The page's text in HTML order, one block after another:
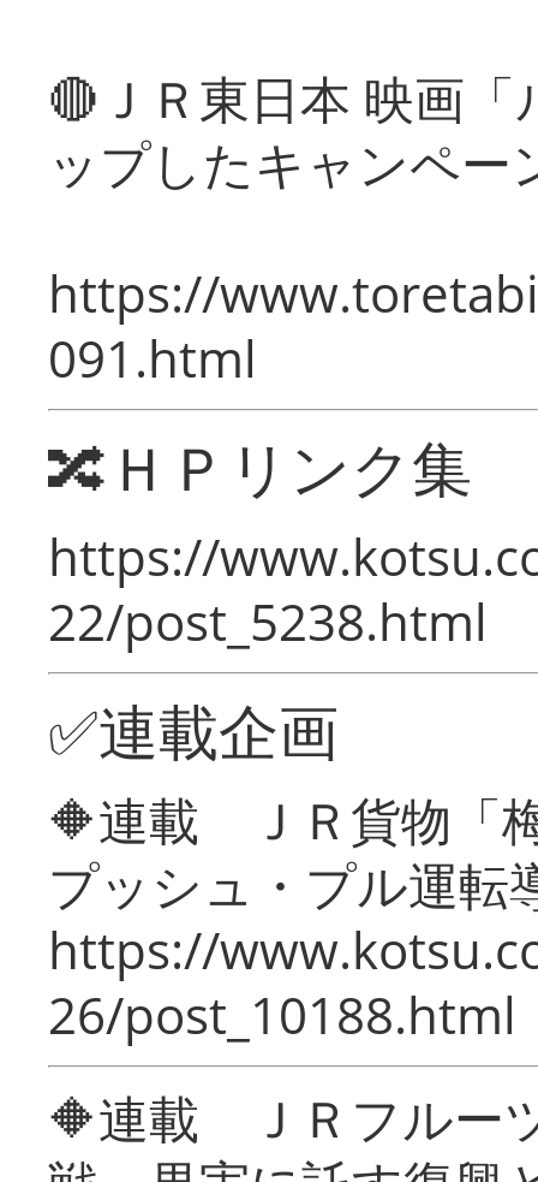
🔴ＪＲ東日本 映画
ップしたキャンペー
https://
091.html
🔀ＨＰリンク集
https://
22/post_5238.html
✅連載企画
🔶連載 ＪＲ貨物「
プッシュ・プル運転
https://
26/post_10188.html
🔶連載 ＪＲフルー